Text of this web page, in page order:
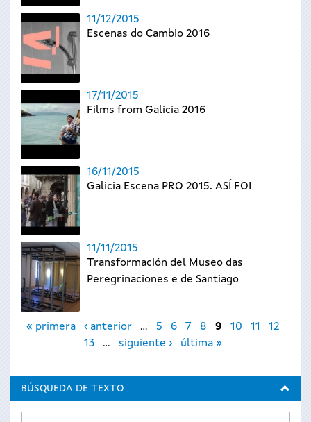
11/12/2015
Escenas do Cambio 2016
17/11/2015
Films from Galicia 2016
16/11/2015
Galicia Escena PRO 2015. ASÍ FOI
11/11/2015
Transformación del Museo das
Peregrinaciones e de Santiago
Páginas
« primera ‹ anterior … 5 6 7 8 9 10 11
12
13
… siguiente › última »
BÚSQUEDA DE TEXTO